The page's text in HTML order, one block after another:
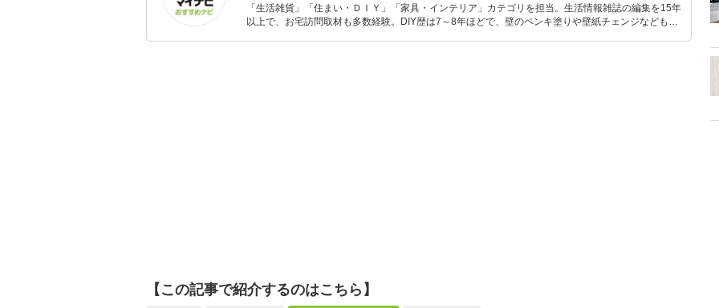
「生活雑貨」「住まい・ＤＩＹ」「家具・インテリア」カテゴリを担当。生活情報雑誌の編集を15年
以上で、お宅訪問取材も多数経験。DIY歴は7～8年ほどで、壁のペンキ塗りや壁紙チェンジなどもチ
【この記事で紹介するのはこちら】